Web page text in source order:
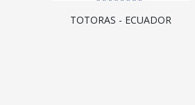
TOTORAS - ECUADOR